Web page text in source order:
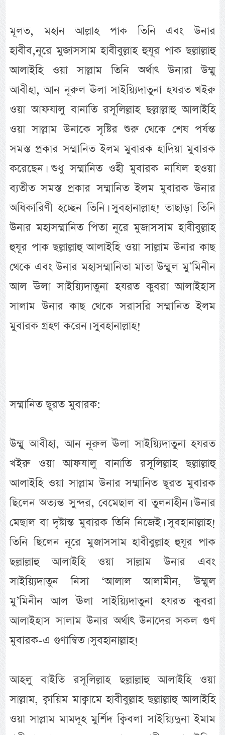
মূলত, মহান আল্লাহ পাক তিনি এবং উনার
হাবীব,নূরে মুজাসসাম হাবীবুল্লাহ হুযূর পাক ছল্লাল্লাহু
আলাইহি ওয়া সাল্লাম তিনি অর্থাৎ উনারা উম্মু
আবীহা, আন নূরুল ঊলা সাইয়্যিদাতুনা হযরত খইরু
ওয়া আফযালু বানাতি রসূলিল্লাহ ছল্লাল্লাহু আলাইহি
ওয়া সাল্লাম উনাকে সৃষ্টির শুরু থেকে শেষ পর্যন্ত
সমস্ত প্রকার সম্মানিত ইলম মুবারক হাদিয়া মুবারক
করেছেন। শুধু সম্মানিত ওহী মুবারক নাযিল হওয়া
ব্যতীত সমস্ত প্রকার সম্মানিত ইলম মুবারক উনার
অধিকারিণী হচ্ছেন তিনি। সুবহানাল্লাহ! তাছাড়া তিনি
উনার মহাসম্মানিত পিতা নূরে মুজাসসাম হাবীবুল্লাহ
হুযূর পাক ছল্লাল্লাহু আলাইহি ওয়া সাল্লাম উনার কাছ
থেকে এবং উনার মহাসম্মানিতা মাতা উম্মুল মু’মিনীন
আল ঊলা সাইয়্যিদাতুনা হযরত কুবরা আলাইহাস
সালাম উনার কাছ থেকে সরাসরি সম্মানিত ইলম
মুবারক গ্রহণ করেন। সুবহানাল্লাহ!
সম্মানিত ছূরত মুবারক:
উম্মু আবীহা, আন নূরুল ঊলা সাইয়্যিদাতুনা হযরত
খইরু ওয়া আফযালু বানাতি রসূলিল্লাহ ছল্লাল্লাহু
আলাইহি ওয়া সাল্লাম উনার সম্মানিত ছূরত মুবারক
ছিলেন অত্যন্ত সুন্দর, বেমেছাল বা তুলনাহীন। উনার
মেছাল বা দৃষ্টান্ত মুবারক তিনি নিজেই। সুবহানাল্লাহ!
তিনি ছিলেন নূরে মুজাসসাম হাবীবুল্লাহ হুযূর পাক
ছল্লাল্লাহু আলাইহি ওয়া সাল্লাম উনার এবং
সাইয়্যিদাতুন নিসা ‘আলাল আলামীন, উম্মুল
মু’মিনীন আল ঊলা সাইয়্যিদাতুনা হযরত কুবরা
আলাইহাস সালাম উনার অর্থাৎ উনাদের সকল গুণ
মুবারক-এ গুণান্বিত। সুবহানাল্লাহ!
আহলু বাইতি রসূলিল্লাহ ছল্লাল্লাহু আলাইহি ওয়া
সাল্লাম, ক্বায়িম মাক্বামে হাবীবুল্লাহ ছল্লাল্লাহু আলাইহি
ওয়া সাল্লাম মামদূহ মুর্শিদ ক্বিবলা সাইয়্যিদুনা ইমাম